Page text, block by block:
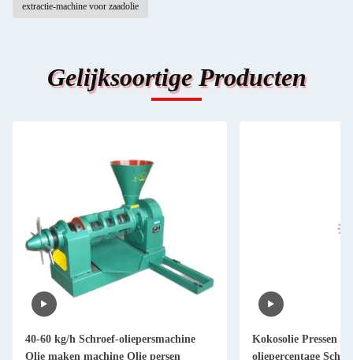
extractie-machine voor zaadolie
Gelijksoortige Producten
40-60 kg/h Schroef-oliepersmachine
Olie maken machine Olie persen
Kokosolie Pressen
oliepercentage